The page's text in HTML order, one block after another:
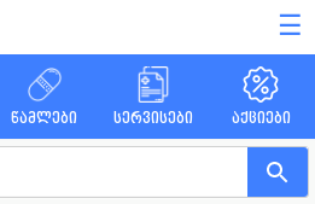
☰
წამლები სერვისები აქციები